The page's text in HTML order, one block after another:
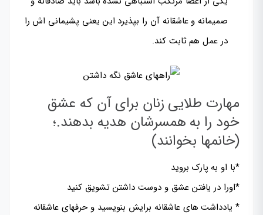
صمیمانه و عاشقانه آن را بپذیرد این یعنی پشیمانی اش را
در عمل هم ثابت کند.
مهارت طلایی زنان برای آن که عشق
خود را به همسرشان هدیه بدهند.؛
(خانمها بخوانند)
*با او به پارک بروید
*اورا در یافتن عشق و دوست داشتن تشویق کنید
* یادداشت های عاشقانه برایش بنویسید و حرفهای عاشقانه